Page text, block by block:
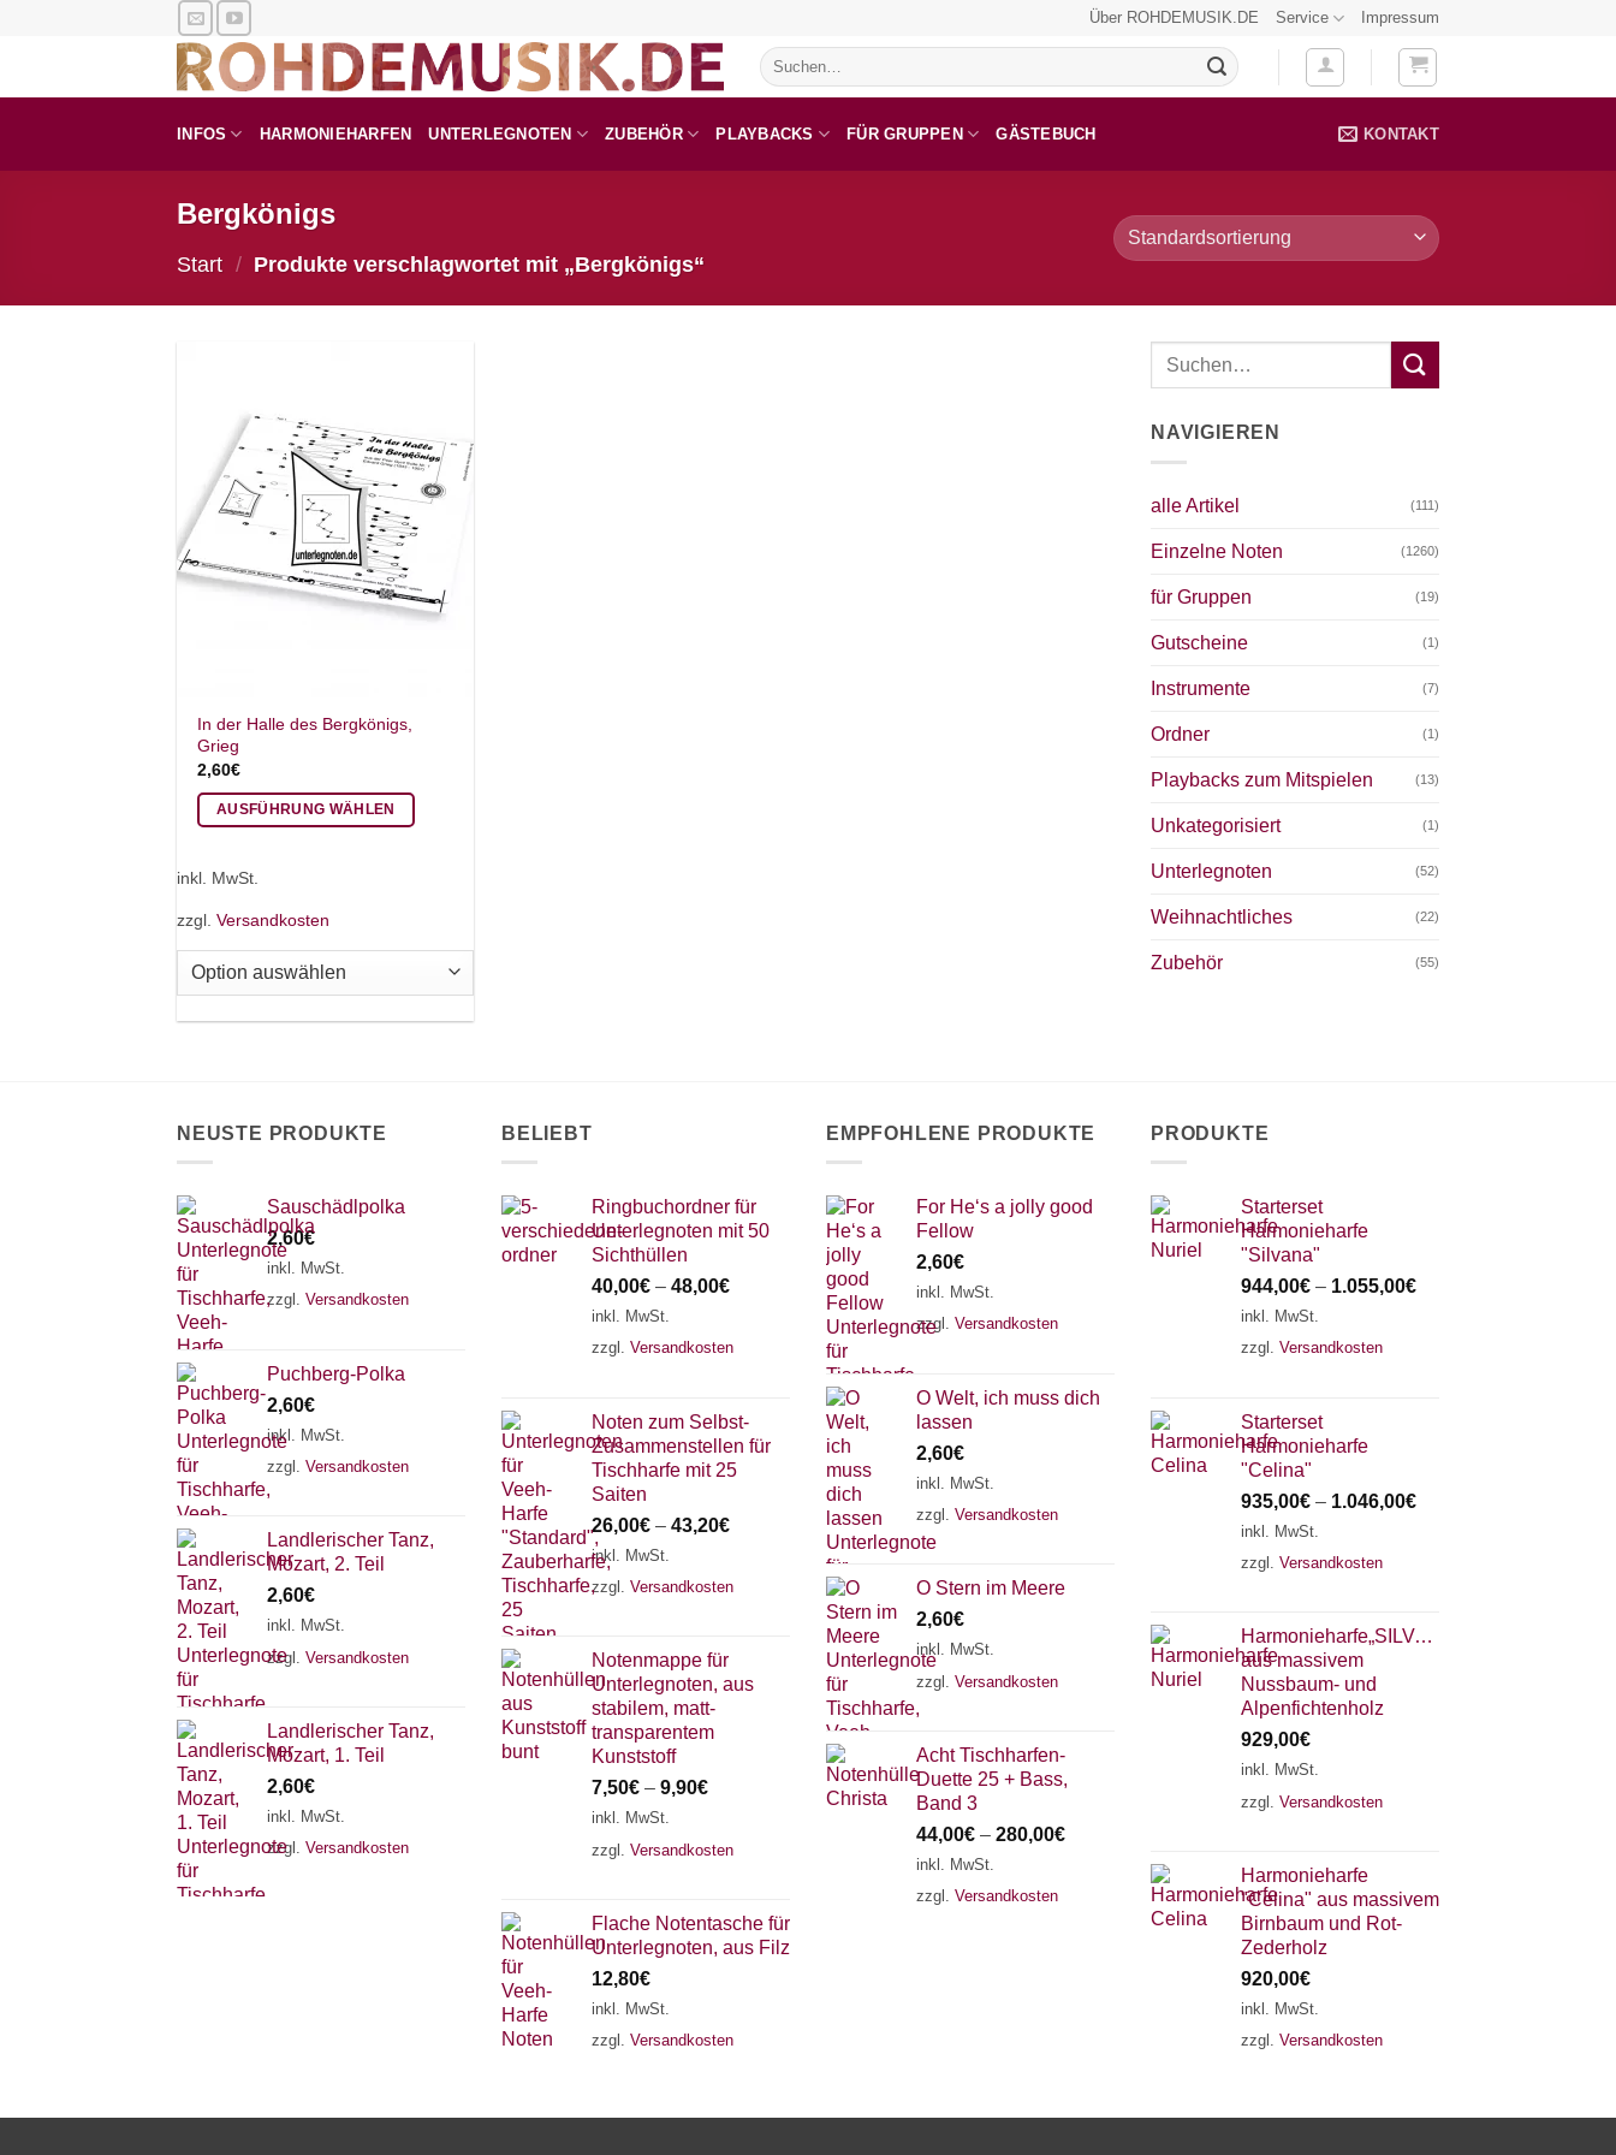
Über ROHDEMUSIK.DE Service Impressum
Suchen
nach:
INFOS HARMONIEHARFEN UNTERLEGNOTEN ZUBEHÖR PLAYBACKS FÜR GRUPPEN GÄSTEBUCH KONTAKT
Bergkönigs
Start / Produkte verschlagwortet mit „Bergkönigs“
In der Halle des Bergkönigs,
Grieg
2,60€
AUSFÜHRUNG WÄHLEN
mehrere
Varianten
auf.
Produktseite
inkl. MwSt.
zzgl. Versandkosten
NAVIGIEREN
alle Artikel (111)
Einzelne Noten (1260)
für Gruppen (19)
Gutscheine (1)
Instrumente (7)
Ordner (1)
Playbacks zum Mitspielen (13)
Unkategorisiert (1)
Unterlegnoten (52)
Weihnachtliches (22)
Zubehör (55)
NEUSTE PRODUKTE
Sauschädlpolka
2,60€
inkl. MwSt.
zzgl. Versandkosten
Puchberg-Polka
2,60€
inkl. MwSt.
zzgl. Versandkosten
Landlerischer Tanz,
Mozart, 2. Teil
2,60€
inkl. MwSt.
zzgl. Versandkosten
Landlerischer Tanz,
Mozart, 1. Teil
2,60€
inkl. MwSt.
zzgl. Versandkosten
BELIEBT
Ringbuchordner für
Unterlegnoten mit 50
Sichthüllen
40,00€ – 48,00€
inkl. MwSt.
zzgl. Versandkosten
Noten zum Selbst-
Zusammenstellen für
Tischharfe mit 25
Saiten
26,00€ – 43,20€
inkl. MwSt.
zzgl. Versandkosten
Notenmappe für
Unterlegnoten, aus
stabilem, matt-
transparentem
Kunststoff
7,50€ – 9,90€
inkl. MwSt.
zzgl. Versandkosten
Flache Notentasche für
Unterlegnoten, aus Filz
12,80€
inkl. MwSt.
zzgl. Versandkosten
EMPFOHLENE PRODUKTE
For He‘s a jolly good
Fellow
2,60€
inkl. MwSt.
zzgl. Versandkosten
O Welt, ich muss dich
lassen
2,60€
inkl. MwSt.
zzgl. Versandkosten
O Stern im Meere
2,60€
inkl. MwSt.
zzgl. Versandkosten
Acht Tischharfen-
Duette 25 + Bass,
Band 3
44,00€ – 280,00€
inkl. MwSt.
zzgl. Versandkosten
PRODUKTE
Starterset
Harmonieharfe
"Silvana"
944,00€ – 1.055,00€
inkl. MwSt.
zzgl. Versandkosten
Starterset
Harmonieharfe
"Celina"
935,00€ – 1.046,00€
inkl. MwSt.
zzgl. Versandkosten
Harmonieharfe„SILVANA"
aus massivem
Nussbaum- und
Alpenfichtenholz
929,00€
inkl. MwSt.
zzgl. Versandkosten
Harmonieharfe
"Celina" aus massivem
Birnbaum und Rot-
Zederholz
920,00€
inkl. MwSt.
zzgl. Versandkosten
18 SAITEN 21 SAITEN 25 SAITEN
AKKORDZITHER